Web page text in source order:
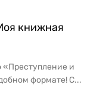
книжная
«Преступление и
формате! С...